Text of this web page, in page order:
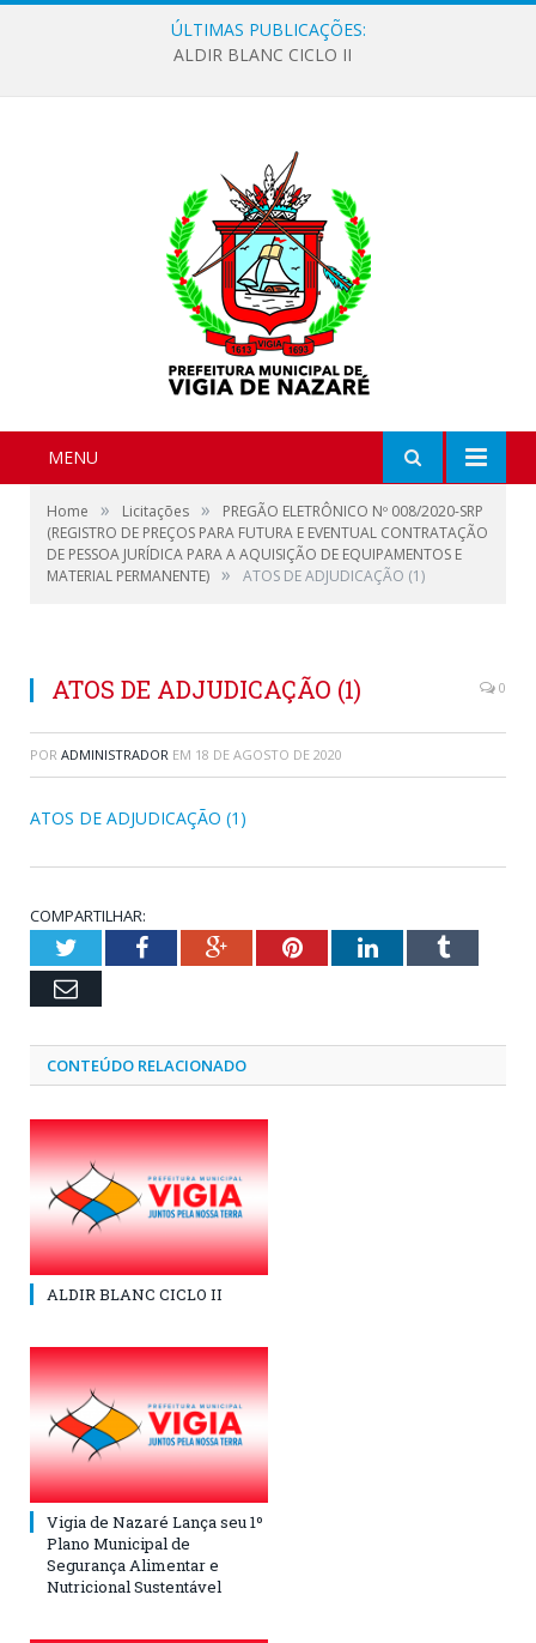
ÚLTIMAS PUBLICAÇÕES:
ALDIR BLANC CICLO II
MENU
Home » Licitações »
PREGÃO ELETRÔNICO Nº 008/2020-SRP
(REGISTRO DE PREÇOS PARA FUTURA E EVENTUAL CONTRATAÇÃO
DE PESSOA JURÍDICA PARA A AQUISIÇÃO DE EQUIPAMENTOS E
MATERIAL PERMANENTE) » ATOS DE ADJUDICAÇÃO (1)
ATOS DE ADJUDICAÇÃO (1) 0
POR ADMINISTRADOR EM 18 DE AGOSTO DE 2020
ATOS DE ADJUDICAÇÃO (1)
COMPARTILHAR:
TwitterFacebookGoogle+PinterestLinkedInTumblr
Email
CONTEÚDO RELACIONADO
ALDIR BLANC CICLO II
Vigia de Nazaré Lança seu 1º
Plano Municipal de
Segurança Alimentar e
Nutricional Sustentável